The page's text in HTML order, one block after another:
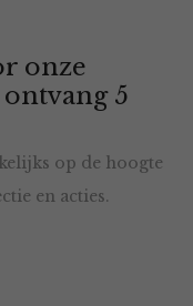
onze
5
op de hoogte
en acties.